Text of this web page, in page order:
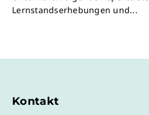
Lernstandserhebungen und...
Kontakt